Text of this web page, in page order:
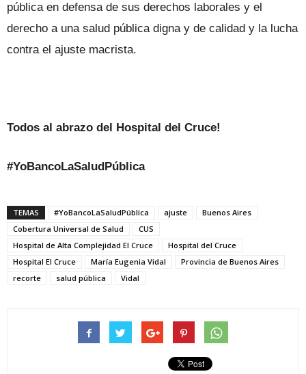
pública en defensa de sus derechos laborales y el
derecho a una salud pública digna y de calidad y la lucha
contra el ajuste macrista.
Todos al abrazo del Hospital del Cruce!
#YoBancoLaSaludPública
TEMAS #YoBancoLaSaludPública ajuste
Buenos Aires
Cobertura Universal de Salud
CUS
Hospital de Alta Complejidad El Cruce
Hospital del Cruce
Hospital El Cruce
María Eugenia Vidal
Provincia de Buenos Aires
recorte
salud pública Vidal